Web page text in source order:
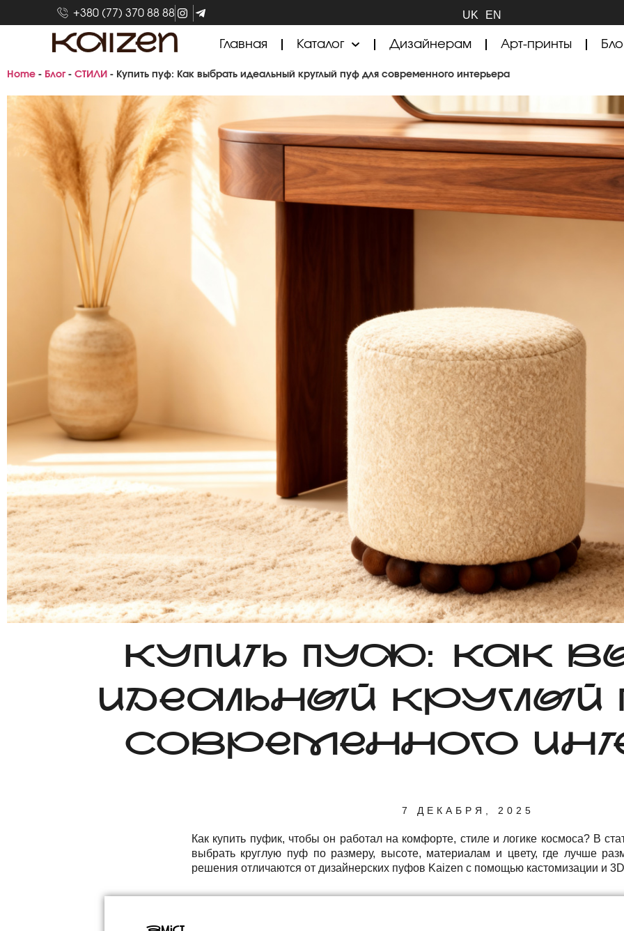
+380 (77) 370 88 88 UK EN
Главная Каталог Дизайнерам Арт-принты
Home - Блог- СТИЛИ - Купить пуф: Как выбрать идеальный круглый пуф для современного интерьера
КУПИТЬ ПУФ: КАК
ИДЕАЛЬНЫЙ
СОВРЕМЕННОГО
7 ДЕКАБРЯ, 2025
Как купить пуфик, чтобы он работал на комфорте, стиле и логике космоса? В
выбрать круглую пуф по размеру, высоте, материалам и цвету, где лучше
решения отличаются от дизайнерских пуфов Kaizen с помощью кастомизации и